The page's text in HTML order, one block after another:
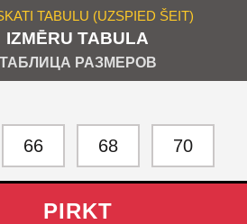
TABULU (UZSPIED ŠEIT)
IZMĒRU TABULA
ТАБЛИЦА РАЗМЕРОВ
66 68 70
PIRKT